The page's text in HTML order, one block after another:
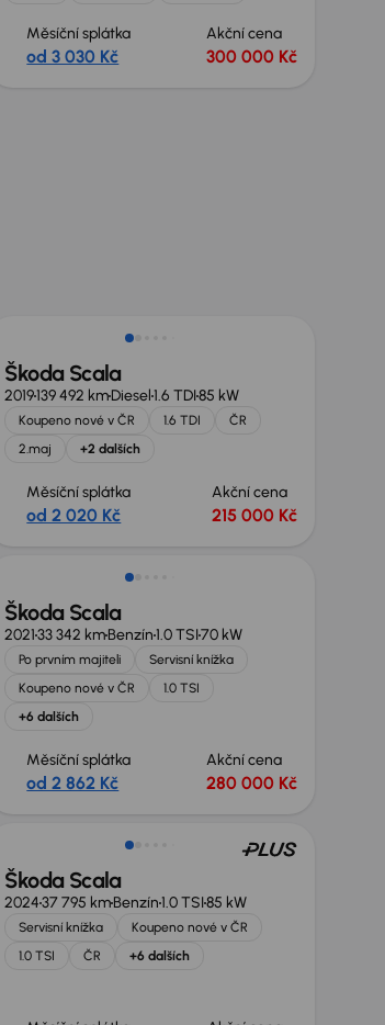
Měsíční splátka
od 3 030 Kč
Akční cena
300 000 Kč
Škoda Scala
2019139 492 kmDiesel1.6 TDI85 kW
Koupeno nové v ČR 1.6 TDI
ČR
2.maj
+2 dalších
Měsíční splátka
od 2 020 Kč
Akční cena
215 000 Kč
Škoda Scala
202133 342 kmBenzín1.0 TSI70 kW
Po prvním majiteli
Servisní knížka
Koupeno nové v ČR
1.0 TSI
+6 dalších
Měsíční splátka
od 2 862 Kč
Akční cena
280 000 Kč
Možnost odpočtu DPH
Škoda Scala
202437 795 kmBenzín1.0 TSI85 kW
Servisní knížka
Koupeno nové v ČR
1.0 TSI
ČR +6 dalších